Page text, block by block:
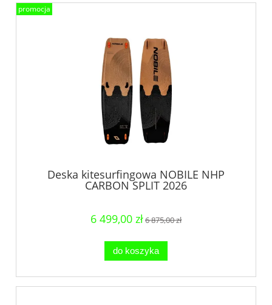
Deska kitesurfingowa NOBILE NHP
CARBON SPLIT 2026
6 499,00 zł6 875,00 zł
do koszyka
promocja